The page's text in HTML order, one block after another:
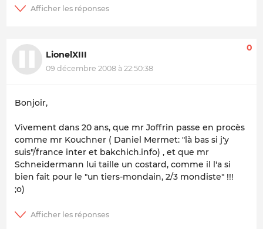
LionelXIII
09 décembre 2008 à 22:50:38
0
Bonjoir,
Vivement dans 20 ans, que mr Joffrin passe en procès
comme mr Kouchner ( Daniel Mermet: "là bas si j'y
suis"/france inter et bakchich.info) , et que mr
Schneidermann lui taille un costard, comme il l'a si
bien fait pour le "un tiers-mondain, 2/3 mondiste" !!!
;o)